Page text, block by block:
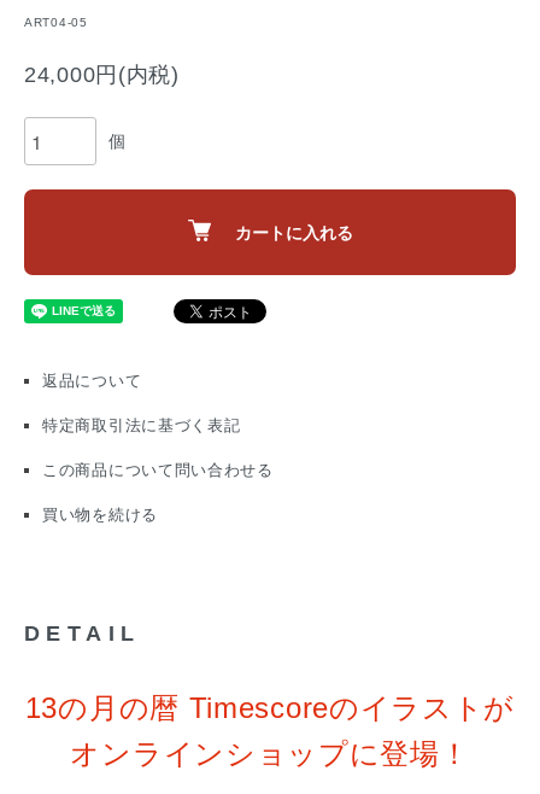
ART04-05
24,000円(内税)
個
カートに入れる
返品について
特定商取引法に基づく表記
この商品について問い合わせる
買い物を続ける
DETAIL
13の月の暦 Timescoreのイラストが
オンラインショップに登場！